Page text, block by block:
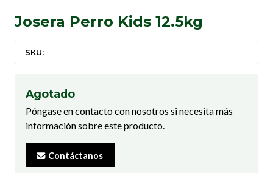
Josera Perro Kids 12.5kg
SKU:
Agotado
Póngase en contacto con nosotros si necesita más
información sobre este producto.
Contáctanos